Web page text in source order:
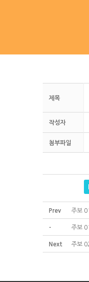
제목
작성자
첨부파일
Prev 주보
- 주보
Next 주보